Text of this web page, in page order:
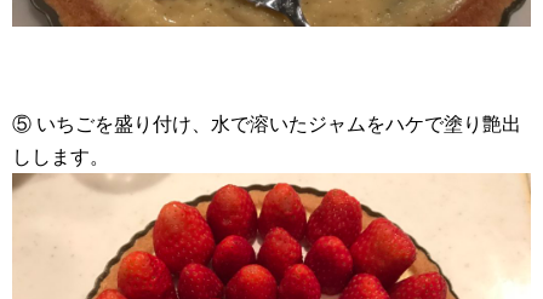
⑤ いちごを盛り付け、水で溶いたジャムをハケで塗り艶出
しします。